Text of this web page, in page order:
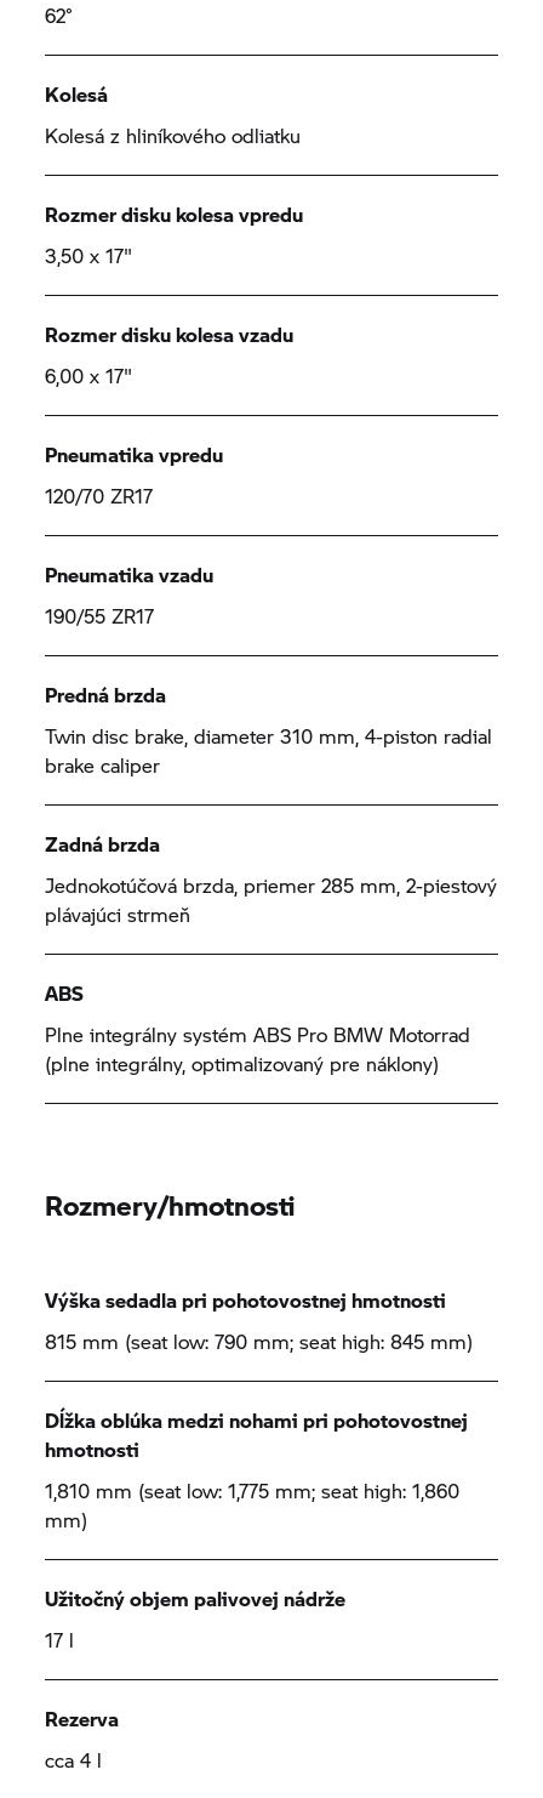
62°
Kolesá
Kolesá z hliníkového odliatku
Rozmer disku kolesa vpredu
3,50 x 17"
Rozmer disku kolesa vzadu
6,00 x 17"
Pneumatika vpredu
120/70 ZR17
Pneumatika vzadu
190/55 ZR17
Predná brzda
Twin disc brake, diameter 310 mm, 4-piston radial
brake caliper
Zadná brzda
Jednokotúčová brzda, priemer 285 mm, 2-piestový
plávajúci strmeň
ABS
Plne integrálny systém ABS Pro BMW Motorrad
(plne integrálny, optimalizovaný pre náklony)
Rozmery/hmotnosti
Výška sedadla pri pohotovostnej hmotnosti
815 mm (seat low: 790 mm; seat high: 845 mm)
Dĺžka oblúka medzi nohami pri pohotovostnej
hmotnosti
1,810 mm (seat low: 1,775 mm; seat high: 1,860
mm)
Užitočný objem palivovej nádrže
17 l
Rezerva
cca 4 l